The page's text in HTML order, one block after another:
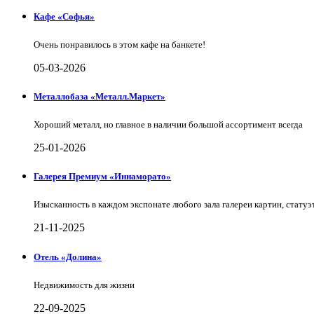
Кафе «Софья»
Очень понравилось в этом кафе на банкете!
05-03-2026
Металлобаза «Металл.Маркет»
Хороший металл, но главное в наличии большой ассортимент всегда
25-01-2026
Галерея Премиум «Иннаморато»
Изысканность в каждом экспонате любого зала галереи картин,
21-11-2025
Отель «Долина»
Недвижимость для жизни
22-09-2025